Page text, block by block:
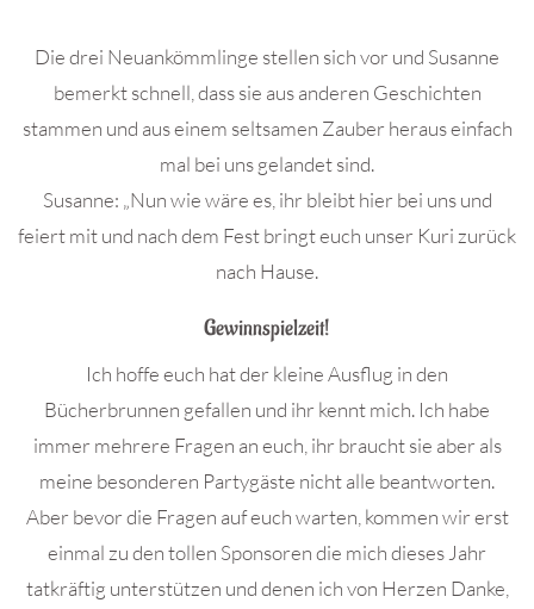
Die drei Neuankömmlinge stellen sich vor und Susanne
bemerkt schnell, dass sie aus anderen Geschichten
stammen und aus einem seltsamen Zauber heraus einfach
mal bei uns gelandet sind.
Susanne: „Nun wie wäre es, ihr bleibt hier bei uns und
feiert mit und nach dem Fest bringt euch unser Kuri zurück
nach Hause.
Gewinnspielzeit!
Ich hoffe euch hat der kleine Ausflug in den
Bücherbrunnen gefallen und ihr kennt mich. Ich habe
immer mehrere Fragen an euch, ihr braucht sie aber als
meine besonderen Partygäste nicht alle beantworten.
Aber bevor die Fragen auf euch warten, kommen wir erst
einmal zu den tollen Sponsoren die mich dieses Jahr
tatkräftig unterstützen und denen ich von Herzen Danke,